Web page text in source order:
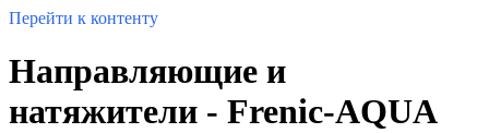
Перейти к контенту
Направляющие и
натяжители - Frenic-AQUA